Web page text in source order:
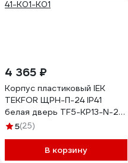
4 365 ₽
Корпус пластиковый IEK
TEKFOR ЩРН-П-24 IP41
белая дверь TF5-KP13-N-24-
41-K01-K01
5(25)
В корзину